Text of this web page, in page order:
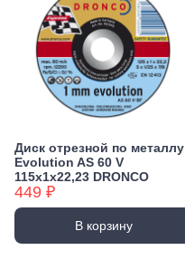
Диск отрезной по металлу
Evolution AS 60 V
115х1х22,23 DRONCO
449 ₽
В корзину